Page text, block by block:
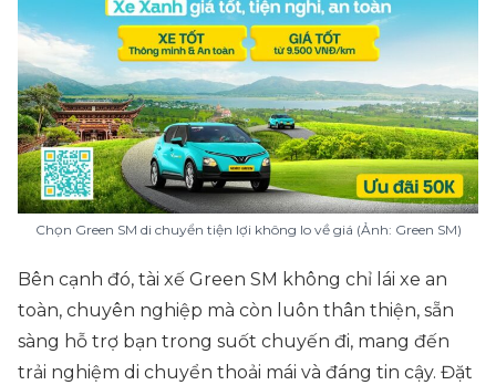
Chọn Green SM di chuyển tiện lợi không lo về giá (Ảnh: Green SM)
Bên cạnh đó, tài xế Green SM không chỉ lái xe an
toàn, chuyên nghiệp mà còn luôn thân thiện, sẵn
sàng hỗ trợ bạn trong suốt chuyến đi, mang đến
trải nghiệm di chuyển thoải mái và đáng tin cậy. Đặt